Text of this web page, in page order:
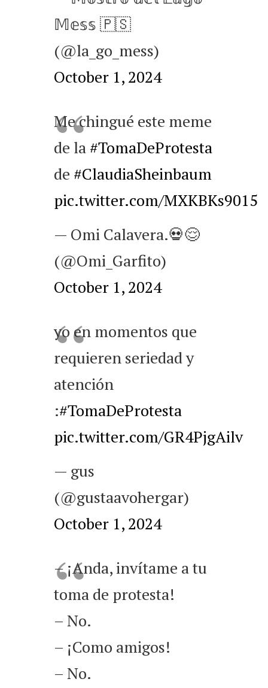
𝕄𝕖𝕤𝕤 🇵🇸
(@la_go_mess)
October 1, 2024
Me chingué este meme
de la #TomaDeProtesta
de #ClaudiaSheinbaum
pic.twitter.com/MXKBKs9015
— Omi Calavera.💀😌
(@Omi_Garfito)
October 1, 2024
yo en momentos que
requieren seriedad y
atención
:#TomaDeProtesta
pic.twitter.com/GR4PjgAilv
— gus
(@gustaavohergar)
October 1, 2024
– ¡Anda, invítame a tu
toma de protesta!
– No.
– ¡Como amigos!
– No.